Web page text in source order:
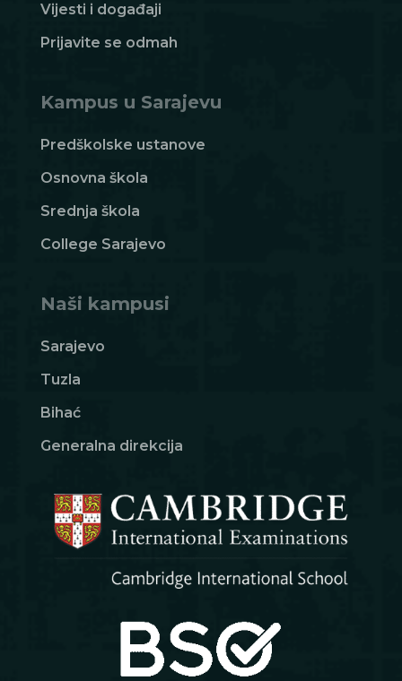
Vijesti i događaji
Prijavite se odmah
Kampus u Sarajevu
Predškolske ustanove
Osnovna škola
Srednja škola
College Sarajevo
Naši kampusi
Sarajevo
Tuzla
Bihać
Generalna direkcija